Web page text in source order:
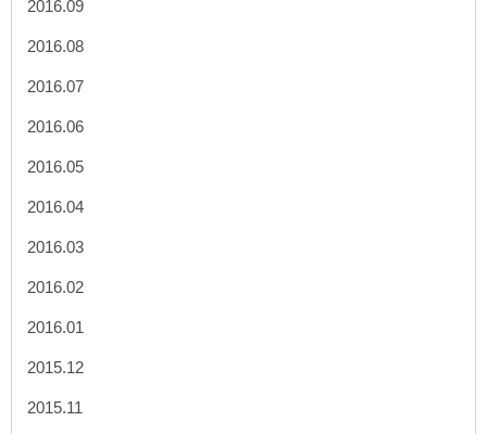
2016.09
2016.08
2016.07
2016.06
2016.05
2016.04
2016.03
2016.02
2016.01
2015.12
2015.11